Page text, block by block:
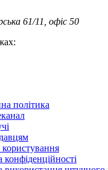
61/11, офіс 50
політика
конфіденційності